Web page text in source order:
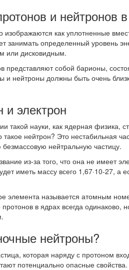
и нейтронов
изображаются как уплотненные
занимать определенный уровень
или дисковидным.
представляют собой барионы,
и нейтроны должны быть очень
и электрон
такой науки, как ядерная физика,
нейтрон? Это нестабильная
нейтральную частицу.
из-за того, что она не имеет
иметь массу всего 1,67·10-27, а
элемента называется атомным
в ядрах всегда
нейтроны?
которая наряду с протоном
потенциально опасные свойства.